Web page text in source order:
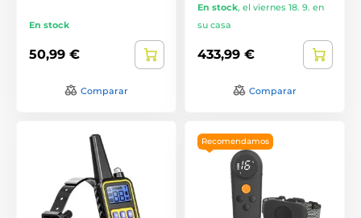
En stock
50,99 €
Comparar
En stock, el viernes 18. 9. en
su casa
433,99 €
Comparar
Recomendamos